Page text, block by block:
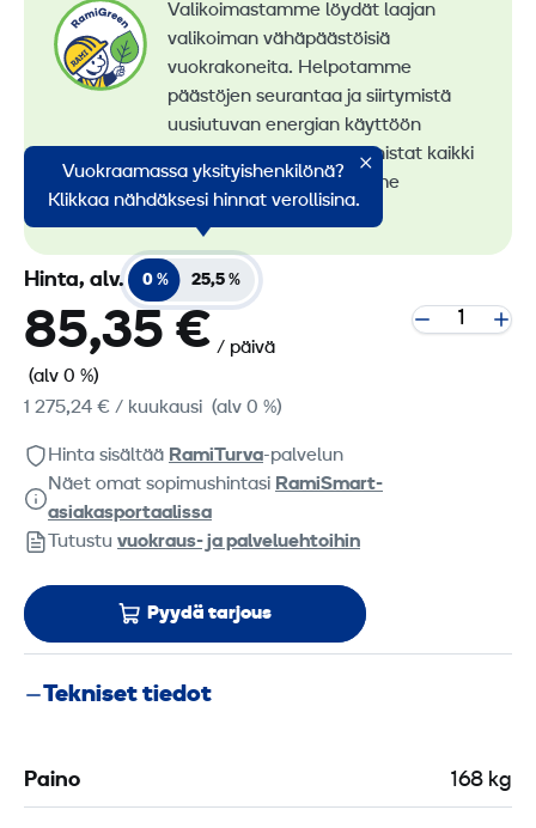
Valikoimastamme löydät laajan
valikoiman vähäpäästöisiä
vuokrakoneita. Helpotamme
päästöjen seurantaa ja siirtymistä
uusiutuvan energian käyttöön
konevuokrauksessa. Tunnistat kaikki
vähäpäästöiset koneemme
RamiGreen-merkistä.
Vuokraamassa yksityishenkilönä?
Klikkaa nähdäksesi hinnat verollisina.
Hinta, alv. 0 % 25,5 %
85,35 € / päivä
(alv 0 %)
1 275,24 € / kuukausi (alv 0 %)
Hinta sisältää RamiTurva-palvelun
Näet omat sopimushintasi RamiSmart-
asiakasportaalissa
Tutustu vuokraus- ja palveluehtoihin
Pyydä tarjous
Tekniset tiedot
Paino 168 kg